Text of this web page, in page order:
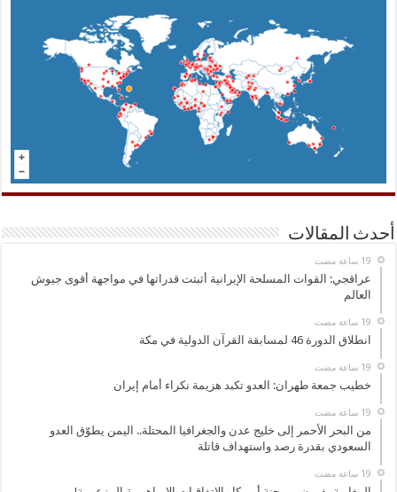
أحدث المقالات
عراقجي: القوات المسلحة الإيرانية أثبتت قدراتها في مواجهة أقوى جيوش
العالم
انطلاق الدورة 46 لمسابقة القرآن الدولية في مكة
خطيب جمعة طهران: العدو تكبد هزيمة نكراء أمام إيران
من البحر الأحمر إلى خليج عدن والجغرافيا المحتلة.. اليمن يطوّق العدو
السعودي بقدرة رصد واستهداف قاتلة